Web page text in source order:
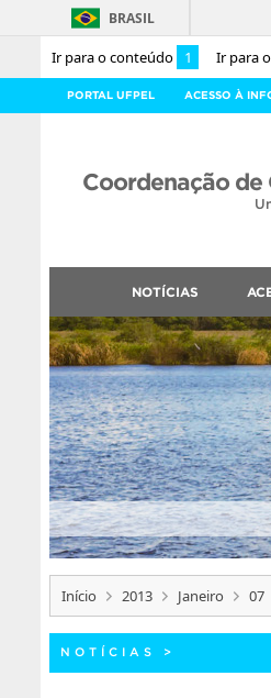
Ir para o conteúdo 1 Ir para
BRASIL
PORTAL UFPEL ACESSO À
Coordenação de
NOTÍCIAS
Início 2013 Janeiro 07
NOTÍCIAS >